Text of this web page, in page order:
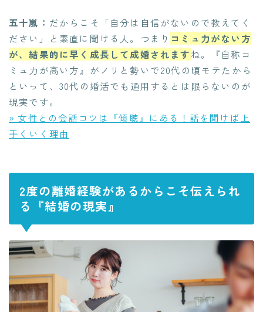
五十嵐： だからこそ「自分は自信がないので教えてく
ださい」と素直に聞ける人。つまり コミュ力がない方
が、結果的に早く成長して成婚されますね。『自称コ
ミュ力が高い方』がノリと勢いで20代の頃モテたから
といって、30代の婚活でも通用するとは限らないのが
現実です。
» 女性との会話コツは『傾聴』にある！話を聞けば上
手くいく理由
2度の離婚経験があるからこそ伝えられ
る『結婚の現実』